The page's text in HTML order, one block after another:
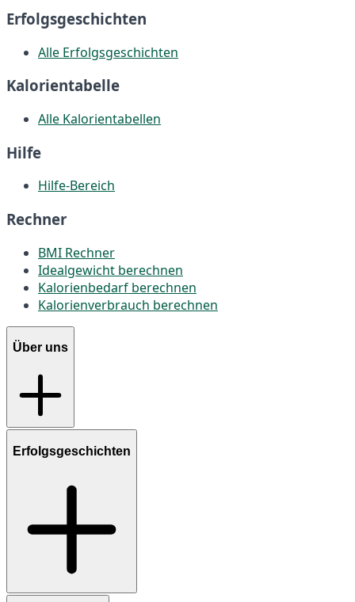
Erfolgsgeschichten
Alle Erfolgsgeschichten
Kalorientabelle
Alle Kalorientabellen
Hilfe
Hilfe-Bereich
Rechner
BMI Rechner
Idealgewicht berechnen
Kalorienbedarf berechnen
Kalorienverbrauch berechnen
Über uns
Erfolgsgeschichten